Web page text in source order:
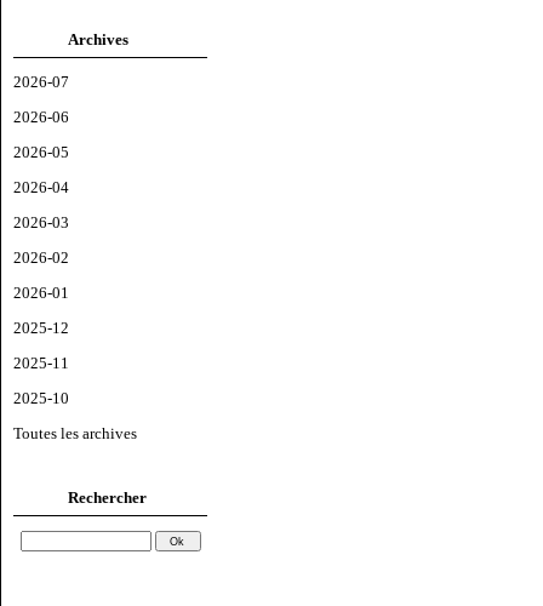
Archives
2026-07
2026-06
2026-05
2026-04
2026-03
2026-02
2026-01
2025-12
2025-11
2025-10
Toutes les archives
Rechercher